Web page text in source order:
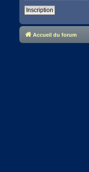
Inscription
Accueil du forum